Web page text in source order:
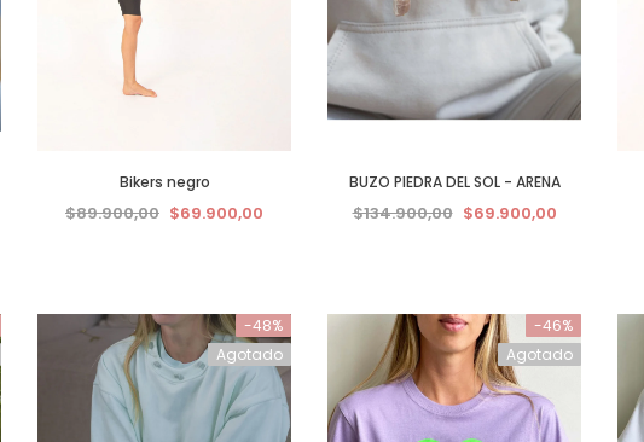
Bikers negro
$89.900,00 $69.900,00
BUZO PIEDRA DEL SOL - ARENA
$134.900,00 $69.900,00
-48%
Agotado
-46%
Agotado